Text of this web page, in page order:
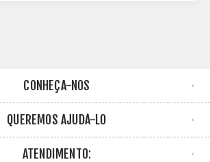
CONHEÇA-NOS
QUEREMOS AJUDÁ-LO
ATENDIMENTO: